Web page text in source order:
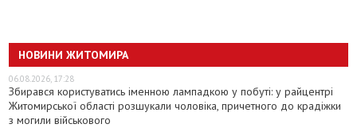
НОВИНИ ЖИТОМИРА
06.08.2026, 17:28
Збирався користуватись іменною лампадкою у побуті: у райцентрі
Житомирської області розшукали чоловіка, причетного до крадіжки
з могили військового